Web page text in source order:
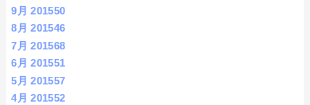
9月 201550
8月 201546
7月 201568
6月 201551
5月 201557
4月 201552